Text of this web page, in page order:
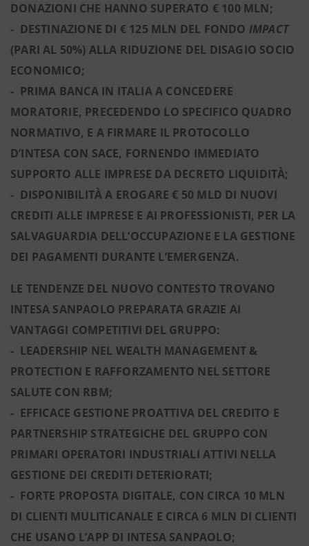
DONAZIONI CHE HANNO SUPERATO € 100 MLN;
- DESTINAZIONE DI € 125 MLN DEL FONDO IMPACT
(PARI AL 50%) ALLA RIDUZIONE DEL DISAGIO SOCIO
ECONOMICO;
- PRIMA BANCA IN ITALIA A CONCEDERE
MORATORIE, PRECEDENDO LO SPECIFICO QUADRO
NORMATIVO, E A FIRMARE IL PROTOCOLLO
D’INTESA CON SACE, FORNENDO IMMEDIATO
SUPPORTO ALLE IMPRESE DA DECRETO LIQUIDITÀ;
- DISPONIBILITÀ A EROGARE € 50 MLD DI NUOVI
CREDITI ALLE IMPRESE E AI PROFESSIONISTI, PER LA
SALVAGUARDIA DELL’OCCUPAZIONE E LA GESTIONE
DEI PAGAMENTI DURANTE L’EMERGENZA.
LE TENDENZE DEL NUOVO CONTESTO TROVANO
INTESA SANPAOLO PREPARATA GRAZIE AI
VANTAGGI COMPETITIVI DEL GRUPPO:
- LEADERSHIP NEL WEALTH MANAGEMENT &
PROTECTION E RAFFORZAMENTO NEL SETTORE
SALUTE CON RBM;
- EFFICACE GESTIONE PROATTIVA DEL CREDITO E
PARTNERSHIP STRATEGICHE DEL GRUPPO CON
PRIMARI OPERATORI INDUSTRIALI ATTIVI NELLA
GESTIONE DEI CREDITI DETERIORATI;
- FORTE PROPOSTA DIGITALE, CON CIRCA 10 MLN
DI CLIENTI MULITICANALE E CIRCA 6 MLN DI CLIENTI
CHE USANO L’APP DI INTESA SANPAOLO;